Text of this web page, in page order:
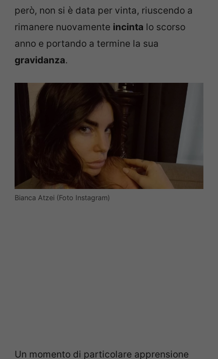
però, non si è data per vinta, riuscendo a
rimanere nuovamente incinta lo scorso
anno e portando a termine la sua
gravidanza.
Bianca Atzei (Foto Instagram)
Un momento di particolare apprensione